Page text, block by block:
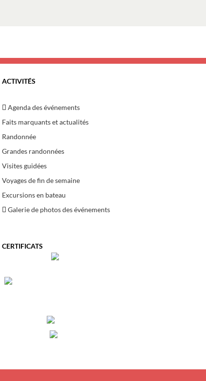
ACTIVITÉS
Agenda des événements
Faits marquants et actualités
Randonnée
Grandes randonnées
Visites guidées
Voyages de fin de semaine
Excursions en bateau
Galerie de photos des événements
CERTIFICATS